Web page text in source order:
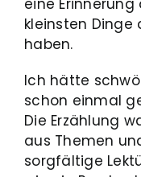
kleinsten
haben.
Ich hätte
schon einmal
Die Erzählung
aus Themen
sorgfältige